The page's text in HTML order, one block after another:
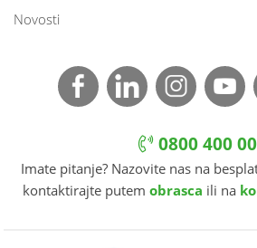
Novosti
0800 400
Imate pitanje? Nazovite nas na
kontaktirajte putem obrasca ili na